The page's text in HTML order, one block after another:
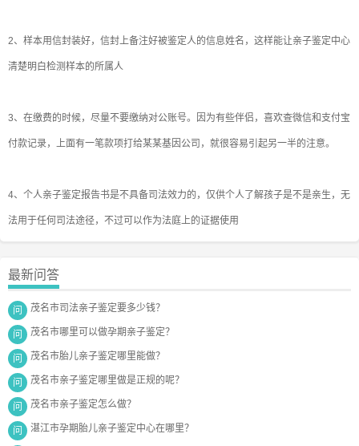
2、样本用信封装好，信封上备注好被鉴定人的信息姓名，这样能让亲子鉴定中心
清楚明白检测样本的所属人
3、在缴费的时候，尽量不要缴纳对公账号。因为有些伴侣，喜欢查微信和支付宝
付款记录，上面有一笔款项打给某某基因公司，就很容易引起另一半的注意。
4、个人亲子鉴定报告书是不具备司法效力的，仅供个人了解孩子是不是亲生，无
法用于任何司法途径，不过可以作为法庭上的证据使用
最新问答
问 茂名市司法亲子鉴定要多少钱？
问 茂名市哪里可以做孕期亲子鉴定？
问 茂名市胎儿亲子鉴定哪里能做？
问 茂名市亲子鉴定哪里做是正规的呢？
问 茂名市亲子鉴定怎么做？
问 湛江市孕期胎儿亲子鉴定中心在哪里？